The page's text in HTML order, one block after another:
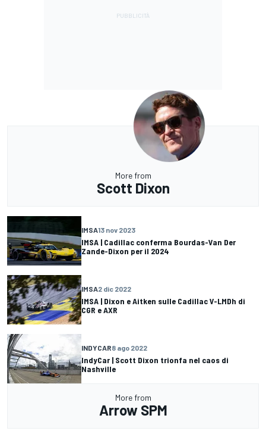
More from
Scott Dixon
IMSA13 nov 2023
IMSA | Cadillac conferma Bourdas-Van Der
Zande-Dixon per il 2024
IMSA2 dic 2022
IMSA | Dixon e Aitken sulle Cadillac V-LMDh di
CGR e AXR
INDYCAR8 ago 2022
IndyCar | Scott Dixon trionfa nel caos di
Nashville
More from
Arrow SPM